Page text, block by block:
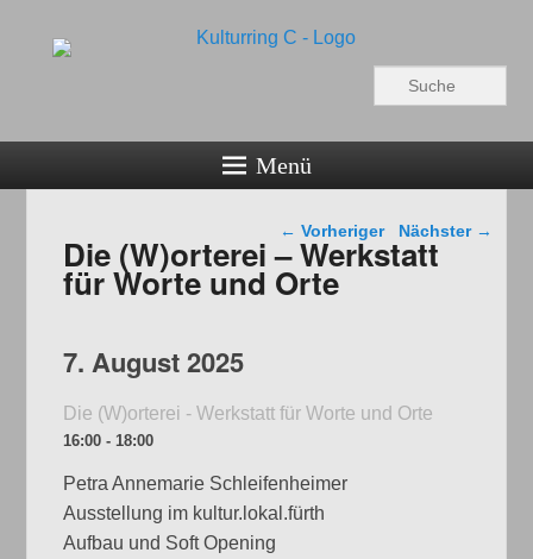
Kulturring C
Menü
Beitragsnavigation
← Vorheriger Nächster →
Die (W)orterei – Werkstatt
für Worte und Orte
7. August 2025
Die (W)orterei - Werkstatt für Worte und Orte
16:00 - 18:00
Petra Annemarie Schleifenheimer
Ausstellung im kultur.lokal.fürth
Aufbau und Soft Opening